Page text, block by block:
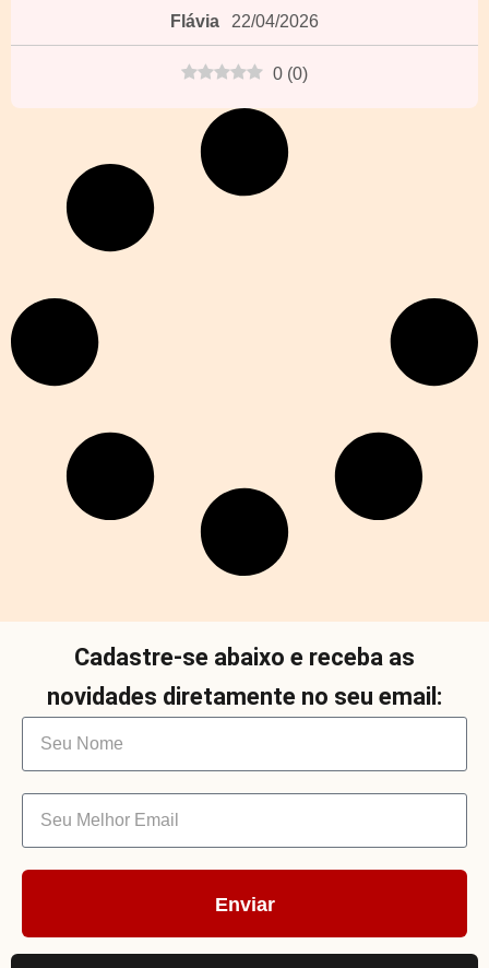
Flávia 22/04/2026
0 (0)
Cadastre-se abaixo e receba as
novidades diretamente no seu email:
Enviar